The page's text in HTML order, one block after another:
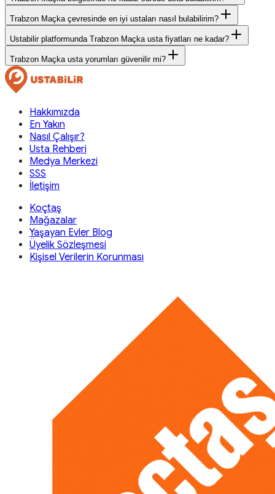
Trabzon Maçka çevresinde en iyi ustaları nasıl bulabilirim?
Ustabilir platformunda Trabzon Maçka usta fiyatları ne kadar?
Trabzon Maçka usta yorumları güvenilir mi?
Hakkımızda
En Yakın
Nasıl Çalışır?
Usta Rehberi
Medya Merkezi
SSS
İletişim
Koçtaş
Mağazalar
Yaşayan Evler Blog
Üyelik Sözleşmesi
Kişisel Verilerin Korunması